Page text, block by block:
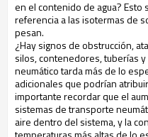
en el contenido de agua?
referencia a las isotermas de
pesan.
¿Hay signos de obstrucción,
silos, contenedores, tuberías
neumático tarda más de lo
adicionales que podrían
importante recordar que el
sistemas de transporte
aire dentro del sistema, y la